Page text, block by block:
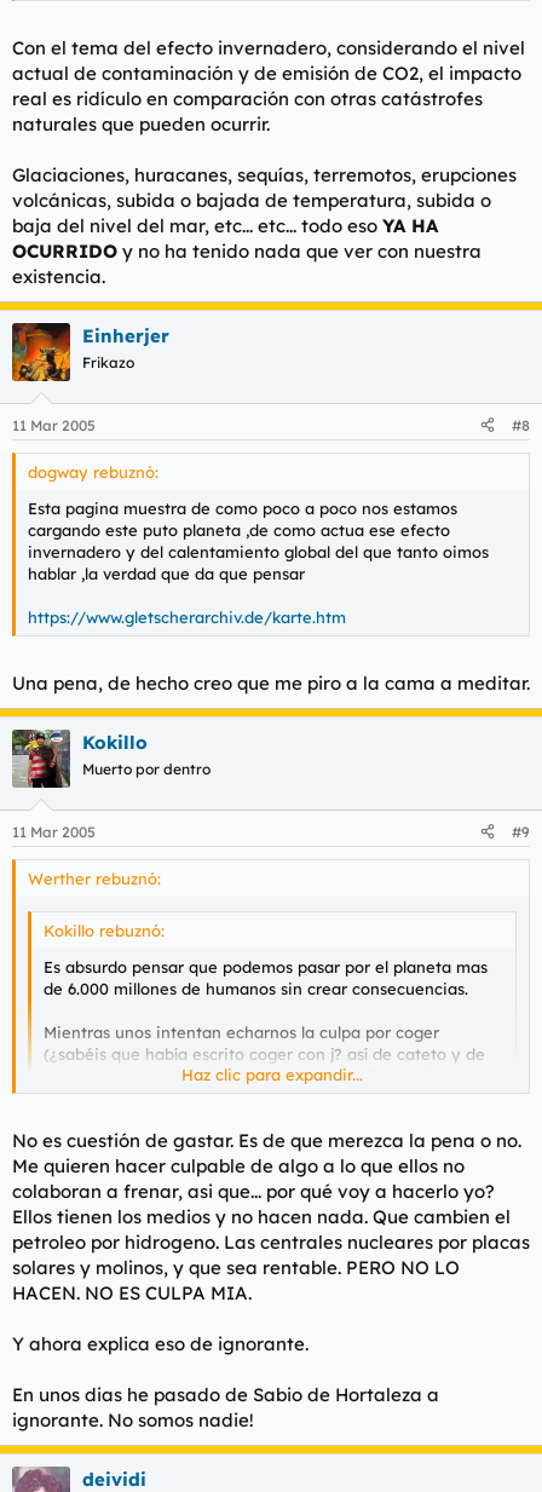
Con el tema del efecto invernadero, considerando el nivel
actual de contaminación y de emisión de CO2, el impacto
real es ridículo en comparación con otras catástrofes
naturales que pueden ocurrir.
Glaciaciones, huracanes, sequías, terremotos, erupciones
volcánicas, subida o bajada de temperatura, subida o
baja del nivel del mar, etc... etc... todo eso YA HA
OCURRIDO y no ha tenido nada que ver con nuestra
existencia.
Einherjer
Frikazo
11 Mar 2005 #8
dogway rebuznó:
Esta pagina muestra de como poco a poco nos estamos
cargando este puto planeta ,de como actua ese efecto
invernadero y del calentamiento global del que tanto oimos
hablar ,la verdad que da que pensar
https://www.gletscherarchiv.de/karte.htm
Una pena, de hecho creo que me piro a la cama a meditar.
Kokillo
Muerto por dentro
11 Mar 2005 #9
Werther rebuznó:
Kokillo rebuznó:
Es absurdo pensar que podemos pasar por el planeta mas
de 6.000 millones de humanos sin crear consecuencias.
Mientras unos intentan echarnos la culpa por coger
(¿sabéis que había escrito coger con j? así de cateto y de
subnormal soy) el coche, el transporte publico cada vez es
mas caro... pues muy bien. Seguiré cojiendo el coche y
¿Acaso lo que tú gastes vale más que el planeta, ignorante?
Haz clic para expandir...
No es cuestión de gastar. Es de que merezca la pena o no.
Me quieren hacer culpable de algo a lo que ellos no
colaboran a frenar, asi que... por qué voy a hacerlo yo?
Ellos tienen los medios y no hacen nada. Que cambien el
petroleo por hidrogeno. Las centrales nucleares por placas
solares y molinos, y que sea rentable. PERO NO LO
HACEN. NO ES CULPA MIA.
Y ahora explica eso de ignorante.
En unos dias he pasado de Sabio de Hortaleza a
ignorante. No somos nadie!
deividi